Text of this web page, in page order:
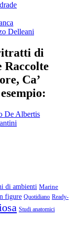
Delleani
di
Raccolte
Ca’
De Albertis
di ambienti Marine
figure Quotidiano Ready-
Studi anatomici